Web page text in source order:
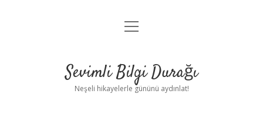
Anasayfa
Yasal Uyarı
menüyü
Sevimli Bilgi Durağı
Neşeli hikayelerle gününü aydınlat!